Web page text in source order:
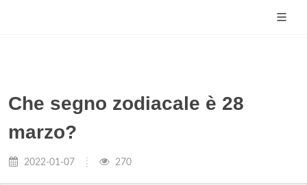
Che segno zodiacale è 28
marzo?
2022-01-07 270